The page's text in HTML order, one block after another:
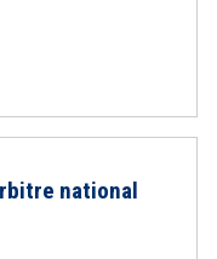
national